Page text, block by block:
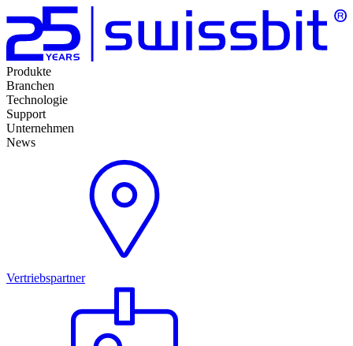
Produkte
Branchen
Technologie
Support
Unternehmen
News
Vertriebspartner